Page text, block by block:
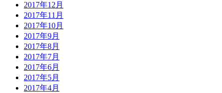
2017年12月
2017年11月
2017年10月
2017年9月
2017年8月
2017年7月
2017年6月
2017年5月
2017年4月